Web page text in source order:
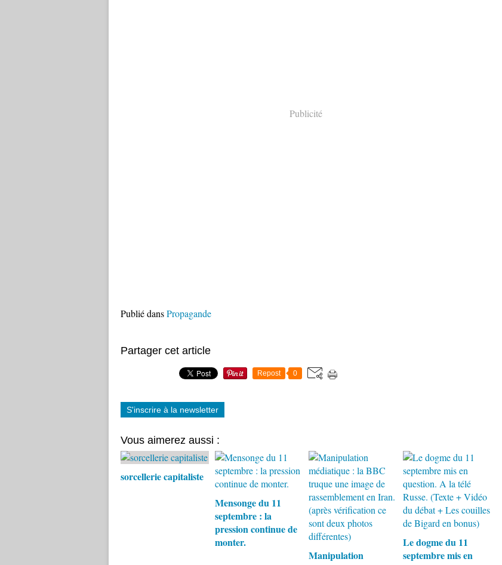
Publicité
Publié dansPropagande
Partager cet article
Repost 0
S'inscrire à la newsletter
Vous aimerez aussi :
sorcellerie capitaliste
Mensonge du 11
septembre : la
pression continue de
monter.
Manipulation
Le dogme du 11
septembre mis en